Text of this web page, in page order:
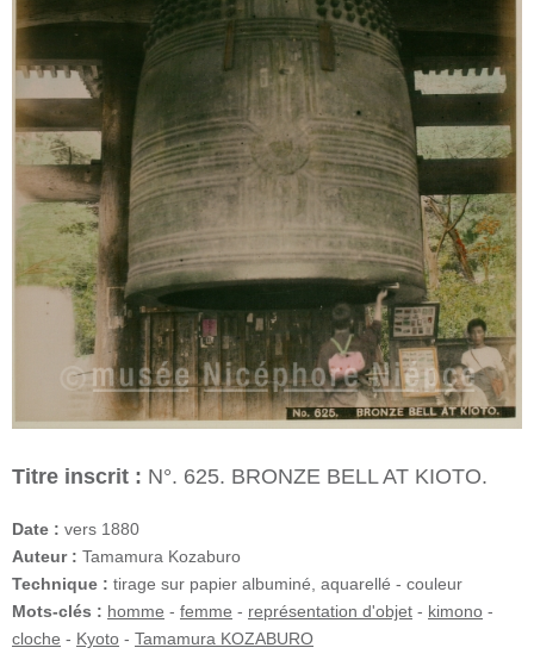
Titre inscrit : N°. 625. BRONZE BELL AT KIOTO.
Date : vers 1880
Auteur : Tamamura Kozaburo
Technique : tirage sur papier albuminé, aquarellé - couleur
Mots-clés : homme - femme - représentation d'objet - kimono -
cloche - Kyoto - Tamamura KOZABURO